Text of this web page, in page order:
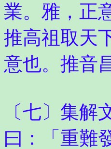
業。雅，正
推高祖取天
意也。推音
〔七〕集
曰：「重難